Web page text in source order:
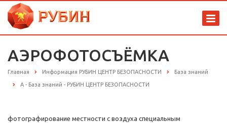
АЭРОФОТОСЪЁМКА
Главная Информация РУБИН ЦЕНТР БЕЗОПАСНОСТИ База знаний
А - База знаний - РУБИН ЦЕНТР БЕЗОПАСНОСТИ
фотографирование местности с воздуха специальным